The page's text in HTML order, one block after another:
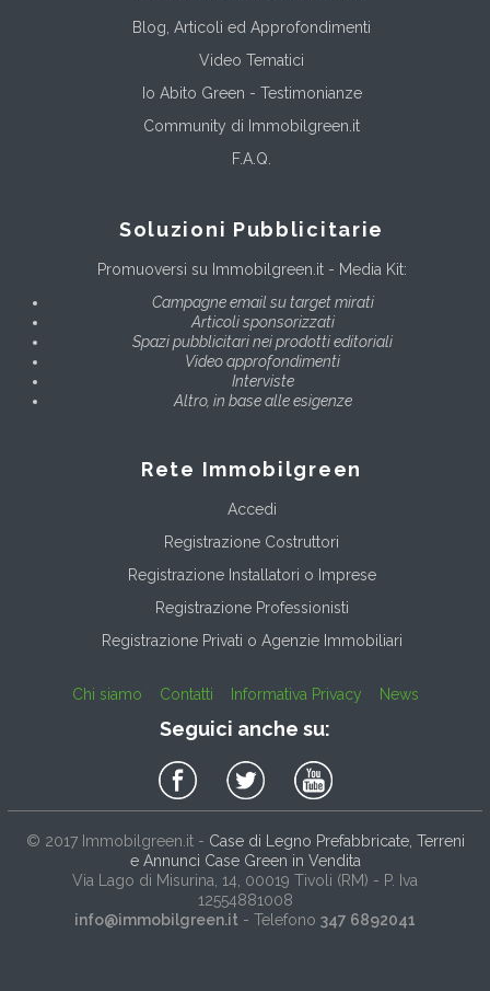
Blog, Articoli ed Approfondimenti
Video Tematici
Io Abito Green - Testimonianze
Community di Immobilgreen.it
F.A.Q.
Soluzioni Pubblicitarie
Promuoversi su Immobilgreen.it - Media Kit:
Campagne email su target mirati
Articoli sponsorizzati
Spazi pubblicitari nei prodotti editoriali
Video approfondimenti
Interviste
Altro, in base alle esigenze
Rete Immobilgreen
Accedi
Registrazione Costruttori
Registrazione Installatori o Imprese
Registrazione Professionisti
Registrazione Privati o Agenzie Immobiliari
Chi siamo Contatti Informativa Privacy News
Seguici anche su:
© 2017 Immobilgreen.it- Case di Legno Prefabbricate, Terreni
e Annunci Case Green in Vendita
Via Lago di Misurina, 14 , 00019 Tivoli (RM) - P. Iva
12554881008
info@immobilgreen.it - Telefono 347 6892041